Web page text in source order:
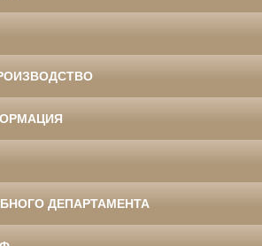
ДЕПАРТАМЕНТА